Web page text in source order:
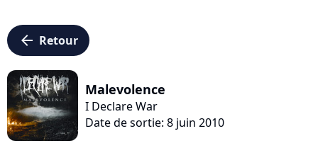
arrow_left Retour
Malevolence
I Declare War
Date de sortie: 8 juin 2010